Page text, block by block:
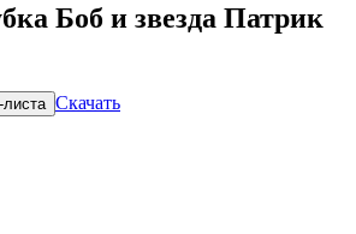
Боб и звезда Патрик
Скачать